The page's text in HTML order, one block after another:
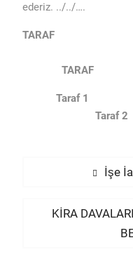
ederiz. ../../….
TARAF
TARAF
Taraf 2
İşe
Next
KİRA